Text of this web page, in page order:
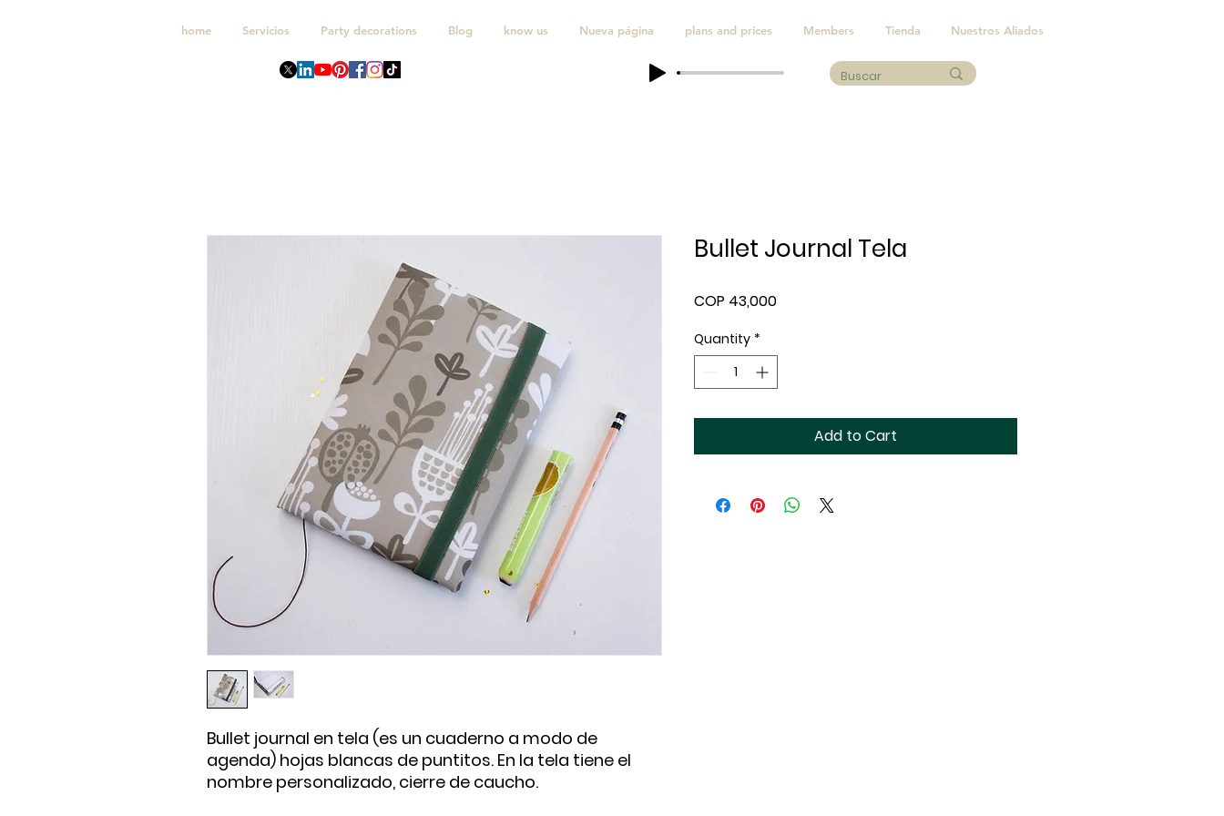
home Servicios Party decorations Blog know us Nueva página plans and prices Members Tienda Nuestros Aliados
Bullet journal en tela (es un cuaderno a modo de
agenda) hojas blancas de puntitos. En la tela tiene el
nombre personalizado, cierre de caucho.
Bullet Journal Tela
COP 43,000Price
Quantity *
Add to Cart